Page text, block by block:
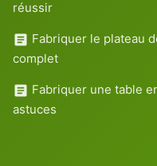
réussir
Fabriquer le plateau
complet
Fabriquer une table
astuces